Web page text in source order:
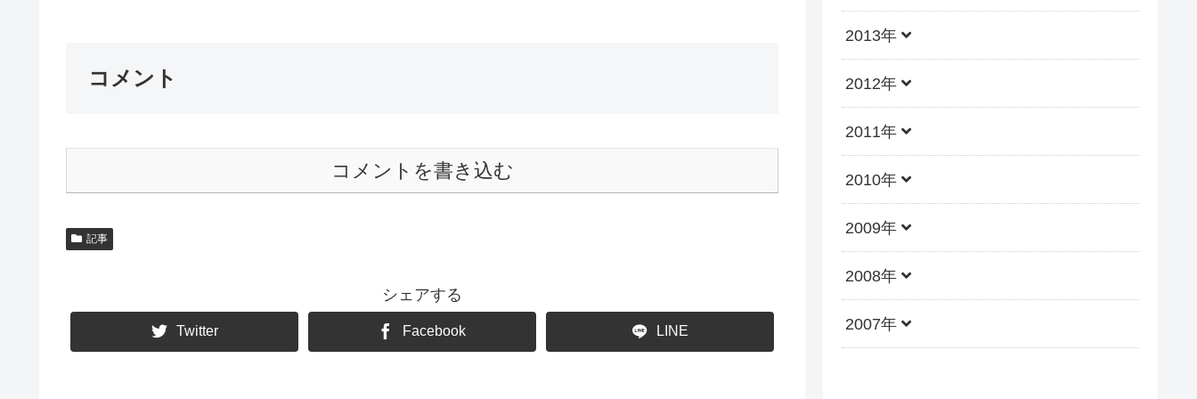
コメント
コメントを書き込む
記事
シェアする
Twitter Facebook LINE
2013年
2012年
2011年
2010年
2009年
2008年
2007年